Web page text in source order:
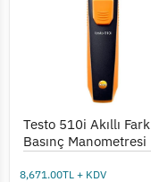
Manometresi
Testo 510i Akıllı Fark
Basınç Manometresi
8,671.00TL + KDV